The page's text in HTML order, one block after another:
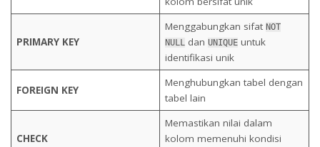
PRIMARY KEY
Menggabungkan sifat NOT
NULL dan UNIQUEuntuk
identifikasi unik
FOREIGN KEY
Menghubungkan tabel dengan
tabel lain
CHECK
Memastikan nilai dalam
kolom memenuhi kondisi